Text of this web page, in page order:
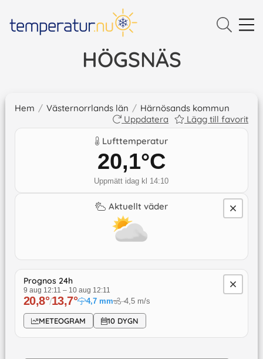
HÖGSNÄS
Hem / Västernorrlands län / Härnösands kommun
Uppdatera
Lägg till favorit
Lufttemperatur
20,1°C
Uppmätt idag kl 14:10
Aktuellt väder
Prognos 24h
9 aug 12:11 – 10 aug 12:11
20,8°/13,7° 4,7 mm ↓4,5 m/s
METEOGRAM 10 DYGN